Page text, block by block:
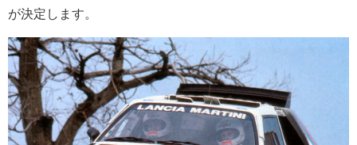
が決定します。